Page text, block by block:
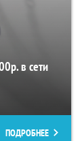
в сети
ПОДРОБНЕЕ